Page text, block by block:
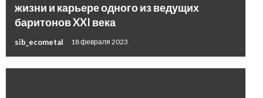
жизни и карьере одного из ведущих
баритонов XXI века
sib_ecometal 18 февраля 2023